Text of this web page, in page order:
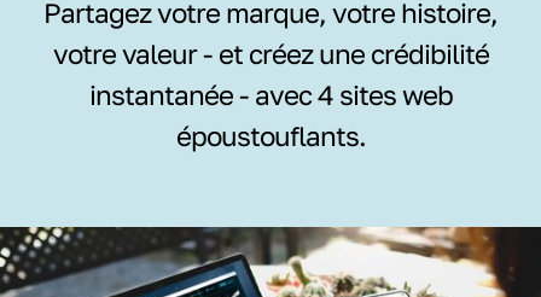
Partagez votre marque, votre histoire,
votre valeur - et créez une crédibilité
instantanée - avec 4 sites web
époustouflants.